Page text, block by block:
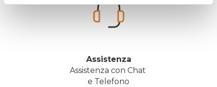
Assistenza
Assistenza con Chat
e Telefono